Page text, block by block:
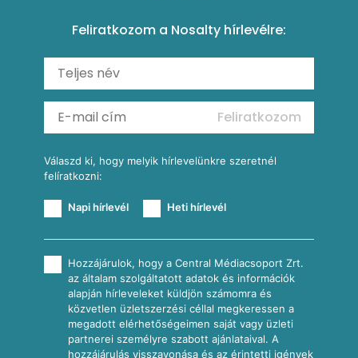
Carbonara
Shakshuka
Ratatouille
Mexikói húsleves kukorica salsával
Almás-kéksajtos kukoricasaláta
Köretek
Reggeli receptek
Feliratkozom a Nosalty hírlevélre:
Feliratkozom
Válaszd ki, hogy melyik hírlevelünkre szeretnél
felíratkozni:
Napi hírlevél Heti hírlevél
Hozzájárulok, hogy a Central Médiacsoport Zrt.
az általam szolgáltatott adatok és információk
alapján hírleveleket küldjön számomra és
közvetlen üzletszerzési céllal megkeressen a
megadott elérhetőségeimen saját vagy üzleti
partnerei személyre szabott ajánlataival. A
hozzájárulás visszavonása és az érintetti igények